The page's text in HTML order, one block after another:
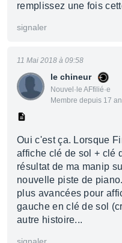
remplissez une fois
signaler
le chineur
Nouvel·le AFfilié·e
Membre depuis 17
11 Mai 2018 à 09:58
Oui c'est ça. Lorsque
affiche clé de sol + clé
résultat de ma manip
nouvelle piste de
plus avancées pour
gauche en clé de sol
autre histoire...